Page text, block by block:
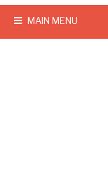
MAIN MENU